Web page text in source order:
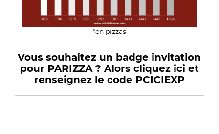
*en pizzas
Vous souhaitez un badge invitation
pour PARIZZA ? Alors cliquez ici et
renseignez le code PCICIEXP